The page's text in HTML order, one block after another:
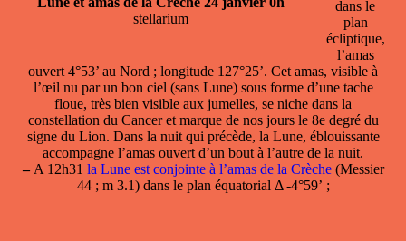
stellarium
dans le
plan
écliptique,
l’amas
ouvert 4°53’ au Nord ; longitude 127°25’. Cet amas, visible à
l’œil nu par un bon ciel (sans Lune) sous forme d’une tache
floue, très bien visible aux jumelles, se niche dans la
constellation du Cancer et marque de nos jours le 8e degré du
signe du Lion. Dans la nuit qui précède, la Lune, éblouissante
accompagne l’amas ouvert d’un bout à l’autre de la nuit.
–A 12h31 la Lune est conjointe à l’amas de la Crèche(Messier
44 ; m 3.1) dans le plan équatorial Δ -4°59’ ;